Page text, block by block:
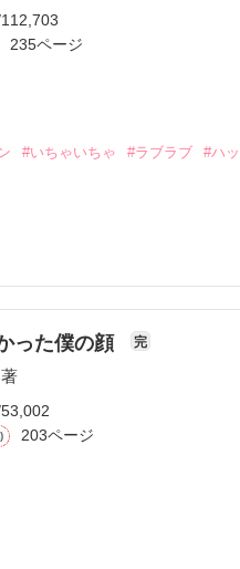
る溺愛コンテスト
イト合同企画「1話からの長
は、
へ辿り着く。
いた。
、カティアは驚愕する。
う……？」
がやって来るという。
予定です
｡
235ページ
#いちゃいちゃ #ラブラブ #ハ
をさせない。……だから、君が欲
た。
の化学メーカーの御曹司
いた紗月が出会ったのは、端整
いで彼と一夜を明かす。
り驚愕する。
たくない』と言われ、最悪の別
航生は「俺は君にずっと会いた
った僕の顔 完
203ページ